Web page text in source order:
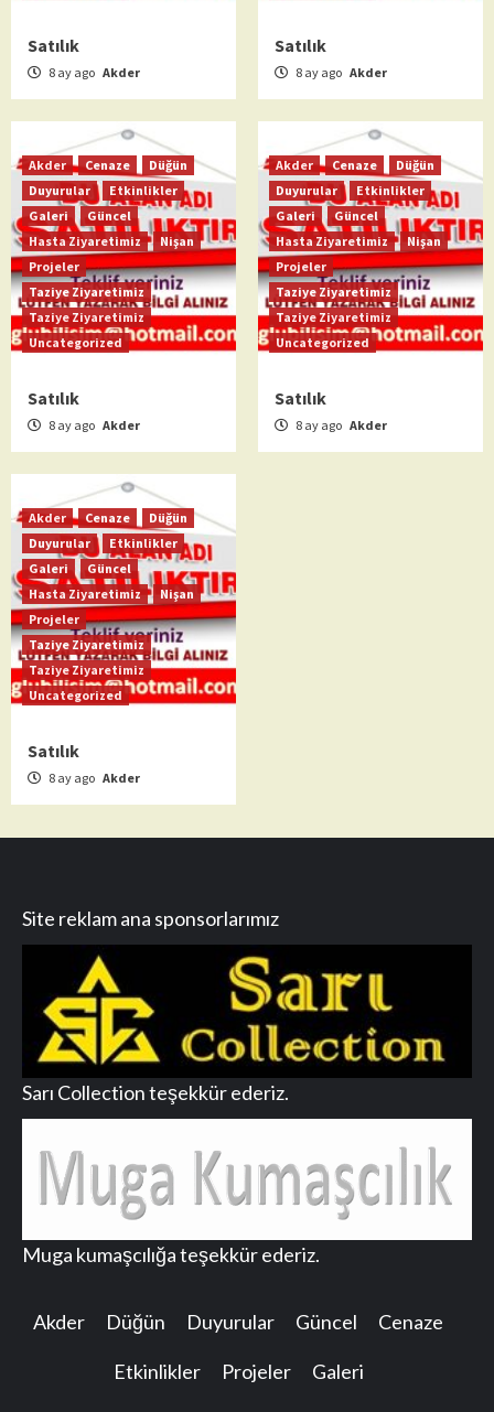
Satılık
8 ay ago Akder
Satılık
8 ay ago Akder
Akder Cenaze
Düğün
Duyurular
Etkinlikler
Galeri
Güncel
Hasta Ziyaretimiz
Nişan
Projeler
Taziye Ziyaretimiz
Taziye Ziyaretimiz
Uncategorized
Satılık
8 ay ago Akder
Akder Cenaze
Düğün
Duyurular
Etkinlikler
Galeri
Güncel
Hasta Ziyaretimiz
Nişan
Projeler
Taziye Ziyaretimiz
Taziye Ziyaretimiz
Uncategorized
Satılık
8 ay ago Akder
Akder Cenaze
Düğün
Duyurular
Etkinlikler
Galeri
Güncel
Hasta Ziyaretimiz
Nişan
Projeler
Taziye Ziyaretimiz
Taziye Ziyaretimiz
Uncategorized
Satılık
8 ay ago Akder
Site reklam ana sponsorlarımız
Sarı Collection teşekkür ederiz.
Muga kumaşcılığa teşekkür ederiz.
Akder Düğün Duyurular Güncel Cenaze
Etkinlikler Projeler Galeri